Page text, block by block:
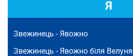
Я
Звежинець - Явожно
Звежинець - Явожно біля Велуня